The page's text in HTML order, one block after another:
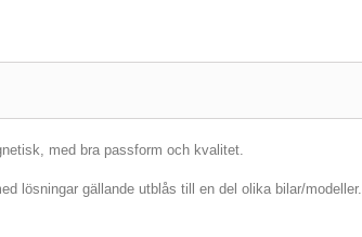
med bra passform och kvalitet.
lösningar gällande utblås till en del olika bilar/modeller.